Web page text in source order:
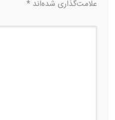
علامت‌گذاری شده‌اند *